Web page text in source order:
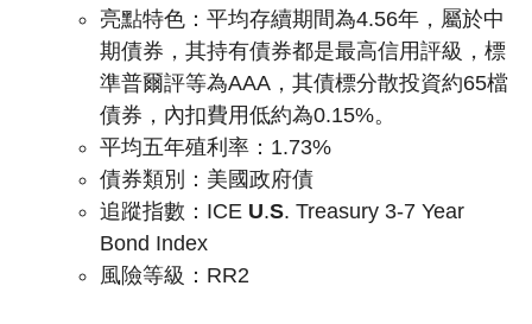
亮點特色： 平均存續期間為4.56年，屬於中
期債券，其持有債券都是最高信用評級，標
準普爾評等為AAA，其債標分散投資約65檔
債券，內扣費用低約為0.15%。
平均五年殖利率：1.73%
債券類別：美國政府債
追蹤指數： ICE U.S. Treasury 3-7 Year
Bond Index
風險等級：RR2